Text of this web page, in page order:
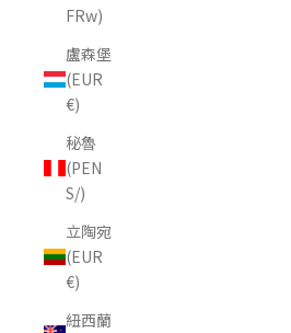
FRw)
盧森堡
(EUR
€)
秘魯
(PEN
S/)
立陶宛
(EUR
€)
紐西蘭